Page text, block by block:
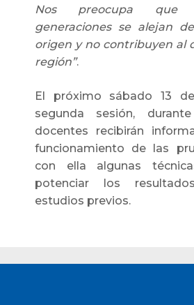
Nos preocupa que
generaciones se alejan
origen y no contribuyen al
región”.
El próximo sábado 13
segunda sesión,
docentes recibirán
funcionamiento de las
con ella algunas
potenciar los
estudios previos.